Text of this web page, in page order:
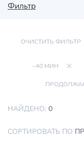
Фильтр
ОЧИСТИТЬ ФИЛЬТР
~40 МИН
НАЙДЕНО: 0
СОРТИРОВАТЬ ПО